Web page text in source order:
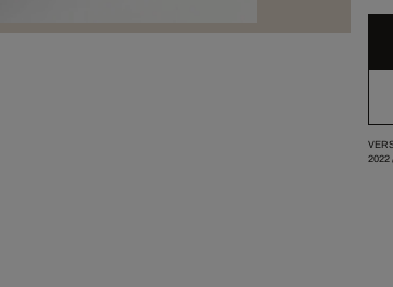
2022